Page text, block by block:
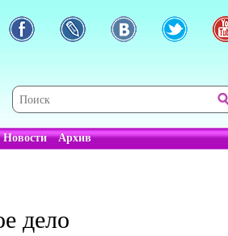
Новости Архив
дело